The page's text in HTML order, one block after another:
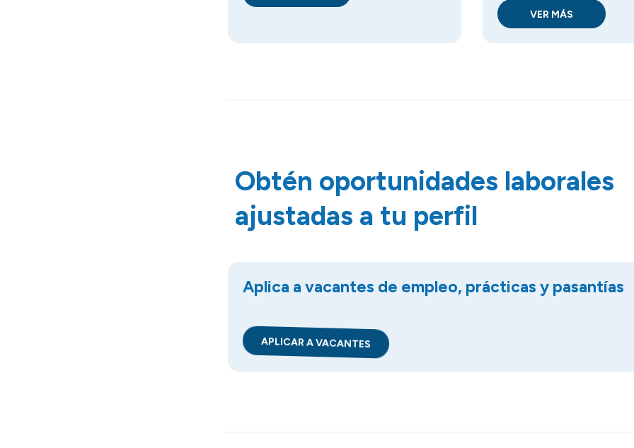
VER MÁS
Obtén oportunidades laborales
ajustadas a tu perfil
Aplica a vacantes de empleo, prácticas y pasantías
APLICAR A VACANTES